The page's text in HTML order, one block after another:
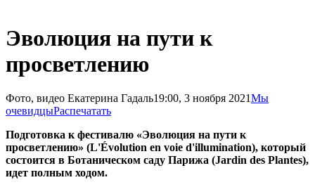
Эволюция на пути к
просветлению
Фото, видео Екатерина Гадаль19:00, 3 ноября 2021Мы
очевидцыРаспечатать
Подготовка к фестивалю «Эволюция на пути к
просветлению» (L'Évolution en voie d'illumination), который
состоится в Ботаническом саду Парижа (Jardin des Plantes),
идет полным ходом.